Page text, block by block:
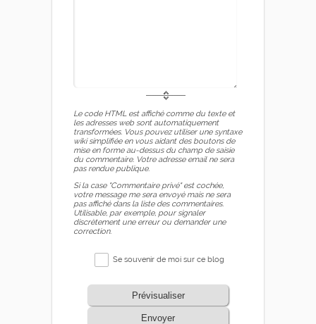
Le code HTML est affiché comme du texte et
les adresses web sont automatiquement
transformées. Vous pouvez utiliser une syntaxe
wiki simplifiée en vous aidant des boutons de
mise en forme au-dessus du champ de saisie
du commentaire. Votre adresse email ne sera
pas rendue publique.
Si la case "Commentaire privé" est cochée,
votre message me sera envoyé mais ne sera
pas affiché dans la liste des commentaires.
Utilisable, par exemple, pour signaler
discrètement une erreur ou demander une
correction.
Se souvenir de moi sur ce blog
Prévisualiser
Envoyer